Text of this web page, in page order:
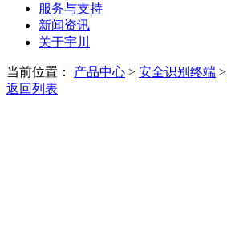
服务与支持
新闻资讯
关于宇川
当前位置： 产品中心 > 安全识别终端 >
返回列表